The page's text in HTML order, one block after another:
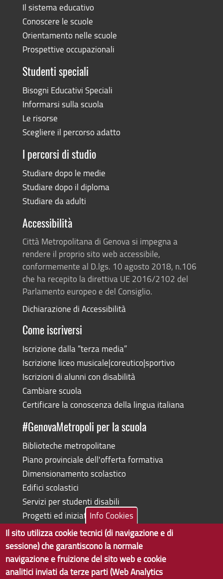
Il sistema educativo
Conoscere le scuole
Orientamento nelle scuole
Prospettive occupazionali
Studenti speciali
Bisogni Educativi Speciali
Informarsi sulla scuola
Le risorse
Scegliere il percorso adatto
I percorsi di studio
Studiare dopo le medie
Studiare dopo il diploma
Studiare da adulti
Accessibilità
Città Metropolitana di Genova si impegna a
rendere il proprio sito web accessibile,
conformemente al D.lgs. 10 agosto 2018, n.106
che ha recepito la direttiva UE 2016/2102 del
Parlamento europeo e del Consiglio.
Dichiarazione di Accessibilità
Come iscriversi
Iscrizione dalla “terza media”
Iscrizione liceo musicale|coreutico|sportivo
Iscrizioni di alunni con disabilità
Cambiare scuola
Certificare la conoscenza della lingua italiana
#GenovaMetropoli per la scuola
Biblioteche metropolitane
Piano provinciale dell'offerta formativa
Dimensionamento scolastico
Edifici scolastici
Servizi per studenti disabili
Progetti ed iniziative
Copyright © 2017 Città metropolitana di Genova | CF:
80007350103
Info Cookies
Il sito utilizza cookie tecnici (di navigazione e di
sessione) che garantiscono la normale
navigazione e fruizione del sito web e cookie
analitici inviati da terze parti (Web Analytics